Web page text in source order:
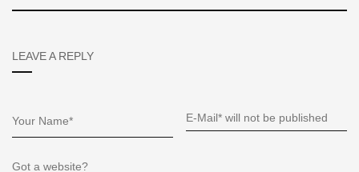
LEAVE A REPLY